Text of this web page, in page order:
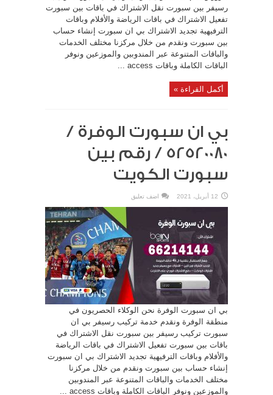
رسيفر بين سبورت نقل الاشتراك في باقات بين سبورت
تفعيل الاشتراك في باقات الرياضة والأفلام وباقات
الترفيهية تجديد الاشتراك بي ان سبورت إنشاء حساب
بين سبورت ونقدم من خلال مركزنا مختلف الخدمات
والباقات المتنوعة عبر المندوبين والموزعين ونوفر
الباقات الكاملة وباقات access ...
أكمل القراءة »
بي ان سبورت الوفرة /
52520080 / رقم بين
سبورت الكويت
12 أبريل، 2021 اضف تعليق
بي ان سبورت الوفرة نحن الوكلاء الحصريون في
منطقة الوفرة ونقدم خدمة تركيب رسيفر بي ان
سبورت تركيب رسيفر بين سبورت نقل الاشتراك في
باقات بين سبورت تفعيل الاشتراك في باقات الرياضة
والأفلام وباقات الترفيهية تجديد الاشتراك بي ان سبورت
إنشاء حساب بين سبورت ونقدم من خلال مركزنا
مختلف الخدمات والباقات المتنوعة عبر المندوبين
والموزعين ونوفر الباقات الكاملة وباقات access ...